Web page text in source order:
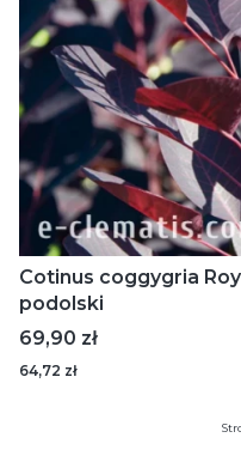
Cotinus coggygria
podolski
Cena
69,90 zł
64,72 zł